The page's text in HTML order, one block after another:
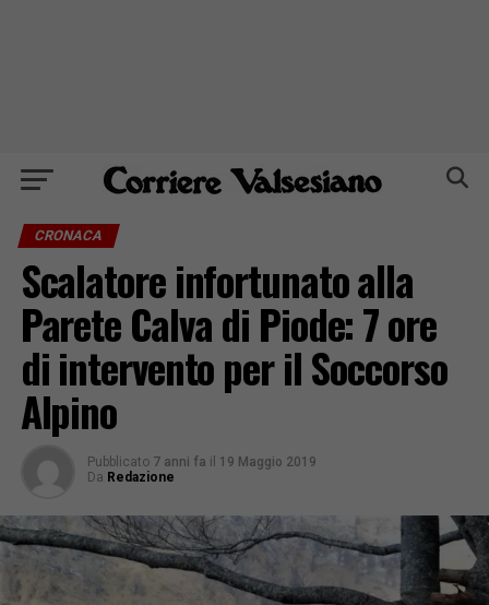
CRONACA
Scalatore infortunato alla
Parete Calva di Piode: 7 ore
di intervento per il Soccorso
Alpino
Pubblicato 7 anni fa il 19 Maggio 2019
Da Redazione